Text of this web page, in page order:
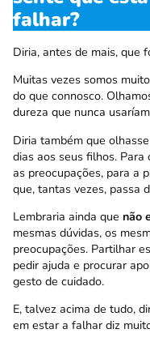
falhar?
Diria, antes de mais, que
Muitas vezes somos
do que connosco.
dureza que nunca
Diria também que
dias aos seus filhos. Para
as preocupações, para a
que, tantas vezes, passa
Lembraria ainda que não
mesmas dúvidas, os
preocupações. Partilhar
pedir ajuda e procurar
gesto de cuidado.
E, talvez acima de tudo,
em estar a falhar diz